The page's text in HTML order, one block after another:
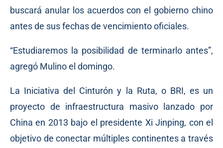
buscará anular los acuerdos con el gobierno chino
antes de sus fechas de vencimiento oficiales.
“Estudiaremos la posibilidad de terminarlo antes”,
agregó Mulino el domingo.
La Iniciativa del Cinturón y la Ruta, o BRI, es un
proyecto de infraestructura masivo lanzado por
China en 2013 bajo el presidente Xi Jinping, con el
objetivo de conectar múltiples continentes a través